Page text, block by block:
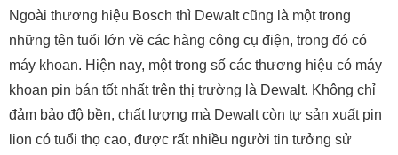
Ngoài thương hiệu Bosch thì Dewalt cũng là một trong
những tên tuổi lớn về các hàng công cụ điện, trong đó có
máy khoan. Hiện nay, một trong số các thương hiệu có máy
khoan pin bán tốt nhất trên thị trường là Dewalt. Không chỉ
đảm bảo độ bền, chất lượng mà Dewalt còn tự sản xuất pin
lion có tuổi thọ cao, được rất nhiều người tin tưởng sử